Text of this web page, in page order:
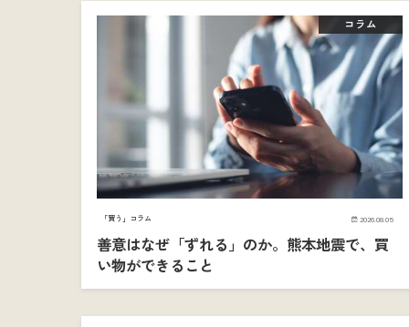
コラム
「買う」コラム 2026.08.05
善意はなぜ「ずれる」のか。熊本地震で、買
い物ができること